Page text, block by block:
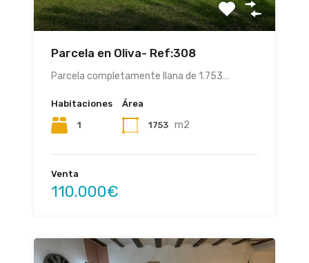
Parcela en Oliva- Ref:308
Parcela completamente llana de 1.753…
Habitaciones
1
Área
1753 m2
Venta
110.000€